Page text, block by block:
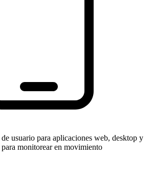
usuario para aplicaciones web, desktop y
para monitorear en movimiento